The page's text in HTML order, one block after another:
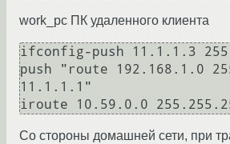
work_pc ПК удаленного клиента
ifconfig-push 11.1.1.3
push "route 192.168.1.0
11.1.1.1"
iroute 10.59.0.0
Со стороны домашней сети, при